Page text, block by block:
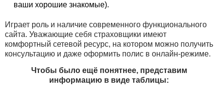
ваши хорошие знакомые).
Играет роль и наличие современного функционального
сайта. Уважающие себя страховщики имеют
комфортный сетевой ресурс, на котором можно получить
консультацию и даже оформить полис в онлайн-режиме.
Чтобы было ещё понятнее, представим
информацию в виде таблицы: